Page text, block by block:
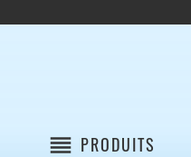
reorder PRODUITS